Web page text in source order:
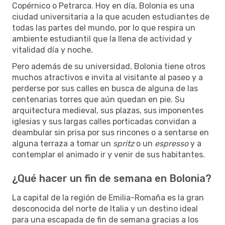
Copérnico o Petrarca. Hoy en día, Bolonia es una
ciudad universitaria a la que acuden estudiantes de
todas las partes del mundo, por lo que respira un
ambiente estudiantil que la llena de actividad y
vitalidad día y noche.
Pero además de su universidad, Bolonia tiene otros
muchos atractivos e invita al visitante al paseo y a
perderse por sus calles en busca de alguna de las
centenarias torres que aún quedan en pie. Su
arquitectura medieval, sus plazas, sus imponentes
iglesias y sus largas calles porticadas convidan a
deambular sin prisa por sus rincones o a sentarse en
alguna terraza a tomar un spritzo un espressoy a
contemplar el animado ir y venir de sus habitantes.
¿Qué hacer un fin de semana en Bolonia?
La capital de la región de Emilia-Romaña es la gran
desconocida del norte de Italia y un destino ideal
para una escapada de fin de semana gracias a los